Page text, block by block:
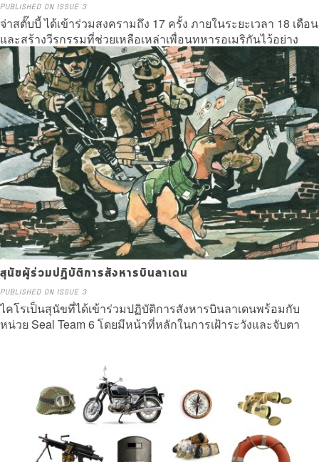
PUBLISHED ON ISSUE 3
จ่าสตั๊บบี้ ได้เข้าร่วมสงครามถึง 17 ครั้ง ภายในระยะเวลา 18 เดือน
และสร้างวีรกรรมที่ช่วยเหลือเหล่าเพื่อนทหารอเมริกันไว้อย่าง
มากมาย
Read more
สุนัขผู้ร่วมปฏิบัติการสังหารบินลาเดน
PUBLISHED ON ISSUE 3
ไคโรเป็นสุนัขที่ได้เข้าร่วมปฏิบัติการสังหารบินลาเดนพร้อมกับ
หน่วย Seal Team 6 โดยมีหน้าที่หลักในการเฝ้าระวังและจับตา